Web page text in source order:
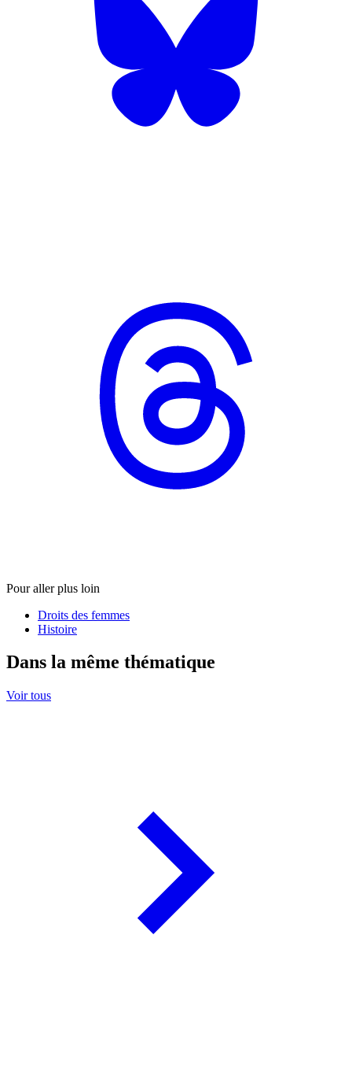
Pour aller plus loin
Droits des femmes
Histoire
Dans la même thématique
Voir tous